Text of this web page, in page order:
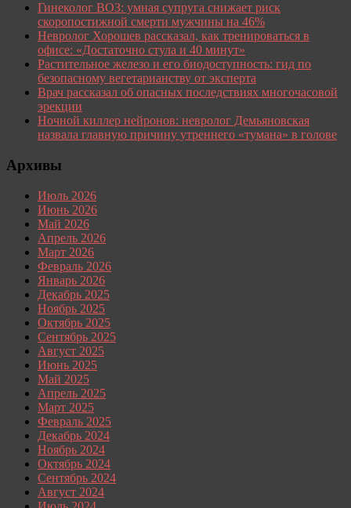
Гинеколог ВОЗ: умная супруга снижает риск
скоропостижной смерти мужчины на 46%
Невролог Хорошев рассказал, как тренироваться в
офисе: «Достаточно стула и 40 минут»
Растительное железо и его биодоступность: гид по
безопасному вегетарианству от эксперта
Врач рассказал об опасных последствиях многочасовой
эрекции
Ночной киллер нейронов: невролог Демьяновская
назвала главную причину утреннего «тумана» в голове
Архивы
Июль 2026
Июнь 2026
Май 2026
Апрель 2026
Март 2026
Февраль 2026
Январь 2026
Декабрь 2025
Ноябрь 2025
Октябрь 2025
Сентябрь 2025
Август 2025
Июнь 2025
Май 2025
Апрель 2025
Март 2025
Февраль 2025
Декабрь 2024
Ноябрь 2024
Октябрь 2024
Сентябрь 2024
Август 2024